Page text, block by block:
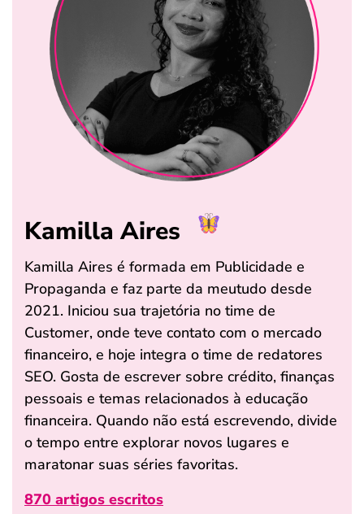
Kamilla Aires
Kamilla Aires é formada em Publicidade e
Propaganda e faz parte da meutudo desde
2021. Iniciou sua trajetória no time de
Customer, onde teve contato com o mercado
financeiro, e hoje integra o time de redatores
SEO. Gosta de escrever sobre crédito, finanças
pessoais e temas relacionados à educação
financeira. Quando não está escrevendo, divide
o tempo entre explorar novos lugares e
maratonar suas séries favoritas.
870 artigos escritos